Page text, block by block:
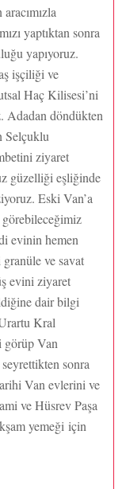
yaptıktan sonra
yapıyoruz.
işçiliği ve
Haç Kilisesi’ni
Adadan döndükten
Selçuklu
ziyaret
güzelliği eşliğinde
Eski Van’a
görebileceğimiz
evinin hemen
ve savat
evini ziyaret
dair bilgi
Kral
görüp Van
sonra
Van evlerini ve
ve Hüsrev Paşa
yemeği için